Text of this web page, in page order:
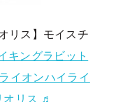
リス】モイスチ
キングラビット
イオンハイライ
オリス ♬